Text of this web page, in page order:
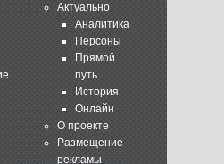
Актуально
Аналитика
Персоны
Прямой
путь
История
Онлайн
О проекте
Размещение
рекламы